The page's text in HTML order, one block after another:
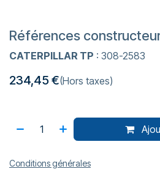
Références
CATERPILLAR TP : 308-2583
234,45€(Hors taxes)
Conditions générales